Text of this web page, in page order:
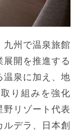
九州で温泉旅館
開を推進する
温泉に加え、地
り組みを強化
野リゾート代表
デラ、日本創